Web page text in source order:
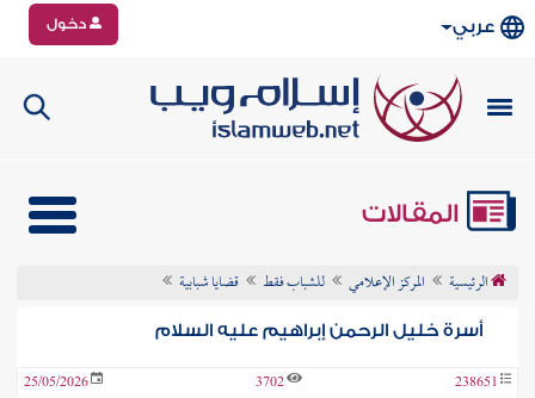
عربي دخول
المقالات
الرئيسية المركز الإعلامي للشباب فقط قضايا شبابية
أسرة خليل الرحمن إبراهيم عليه السلام
238651
3702
25/05/2026